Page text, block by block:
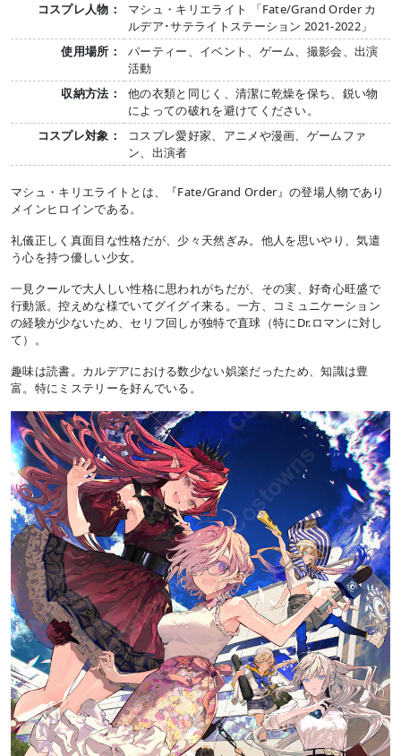
コスプレ人物：
マシュ・キリエライト 「Fate/Grand Order カ
ルデア･サテライトステーション 2021-2022」
使用場所：
パーティー、イベント、ゲーム、撮影会、出演
活動
収納方法：
他の衣類と同じく、清潔に乾燥を保ち、鋭い物
によっての破れを避けてください。
コスプレ対象：
コスプレ愛好家、アニメや漫画、ゲームファ
ン、出演者
マシュ・キリエライトとは、『Fate/Grand Order』の登場人物であり
メインヒロインである。
礼儀正しく真面目な性格だが、少々天然ぎみ。他人を思いやり、気遣
う心を持つ優しい少女。
一見クールで大人しい性格に思われがちだが、その実、好奇心旺盛で
行動派。控えめな様でいてグイグイ来る。一方、コミュニケーション
の経験が少ないため、セリフ回しが独特で直球（特にDr.ロマンに対し
て）。
趣味は読書。カルデアにおける数少ない娯楽だったため、知識は豊
富。特にミステリーを好んでいる。